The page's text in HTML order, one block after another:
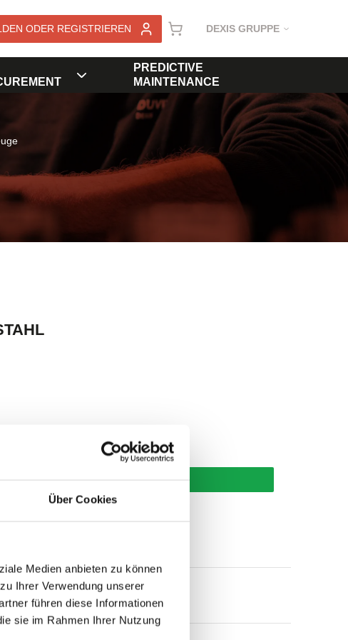
Über Cookies
Medien anbieten zu können
Ihrer Verwendung unserer
führen diese Informationen
sie im Rahmen Ihrer Nutzung
ODER REGISTRIEREN DEXIS GRUPPE
PREDICTIVE
MAINTENANCE
Warenkorb